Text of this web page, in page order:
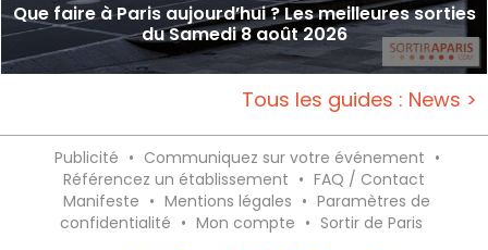
Que faire à Paris aujourd’hui ? Les meilleures sorties
du Samedi 8 août 2026
Tous les guides : News >
Publicité • Communiquez sur votre événement •
Référencez un établissement • FAQ / Contact
Manifeste • Mentions légales • Paramètres de
confidentialité • Mon compte • Sortir de Paris